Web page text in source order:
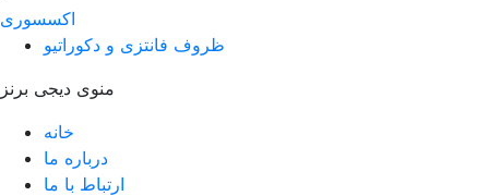
اکسسوری
ظروف فانتزی و دکوراتیو
منوی دیجی برنز
خانه
درباره ما
ارتباط با ما